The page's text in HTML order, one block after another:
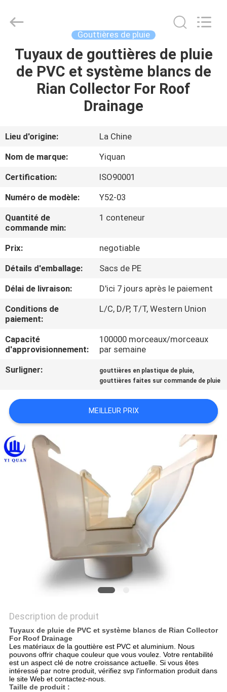
MAISON
PRODUITS
PROPOS
DE
NOUS
VISITE
D'USINE
CONTRÔLE
DE
QUALITÉ
CONTACTEZ-
NOUS
BLOG
DEMANDEZ
CITATION
VR
POLITIQUE
Yiquan
Plastic
Reserved.
Gouttières de pluie
Tuyaux de gouttières de pluie
de PVC et système blancs de
Rian Collector For Roof
Drainage
Lieu d'origine:
La Chine
Nom de marque:
Yiquan
Certification:
ISO90001
Numéro de modèle:
Y52-03
Quantité de
commande min:
1 conteneur
Prix:
negotiable
Détails d'emballage:
Sacs de PE
Délai de livraison:
D'ici 7 jours après le paiement
Conditions de
paiement:
L/C, D/P, T/T, Western Union
Capacité
d'approvisionnement:
100000 morceaux/morceaux
par semaine
Surligner:
gouttières en plastique de pluie,
gouttières faites sur commande de pluie
MEILLEUR PRIX
Description de produit
Tuyaux de pluie de PVC et système blancs de Rian Collector
For Roof Drainage
Les matériaux de la gouttière est PVC et aluminium. Nous
pouvons offrir chaque couleur que vous voulez. Votre rentabilité
est un aspect clé de notre croissance actuelle. Si vous êtes
intéressé par notre produit, vérifiez svp l'information produit dans
le site Web et contactez-nous.
Taille de produit :